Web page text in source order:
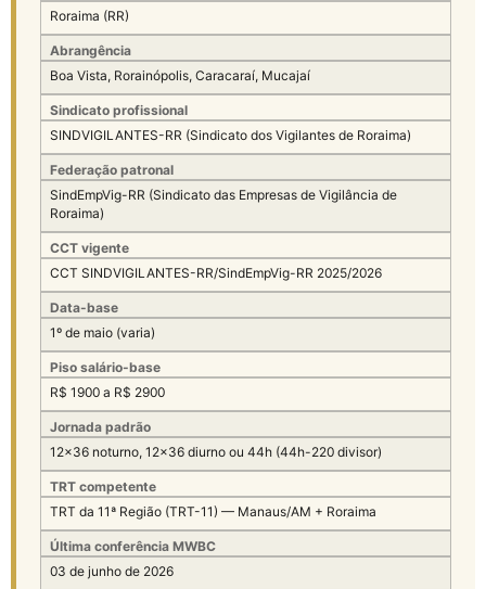
Roraima (RR)
Abrangência
Boa Vista, Rorainópolis, Caracaraí, Mucajaí
Sindicato profissional
SINDVIGILANTES-RR (Sindicato dos Vigilantes de Roraima)
Federação patronal
SindEmpVig-RR (Sindicato das Empresas de Vigilância de
Roraima)
CCT vigente
CCT SINDVIGILANTES-RR/SindEmpVig-RR 2025/2026
Data-base
1º de maio (varia)
Piso salário-base
R$ 1900 a R$ 2900
Jornada padrão
12×36 noturno, 12×36 diurno ou 44h (44h-220 divisor)
TRT competente
TRT da 11ª Região (TRT-11) — Manaus/AM + Roraima
Última conferência MWBC
03 de junho de 2026